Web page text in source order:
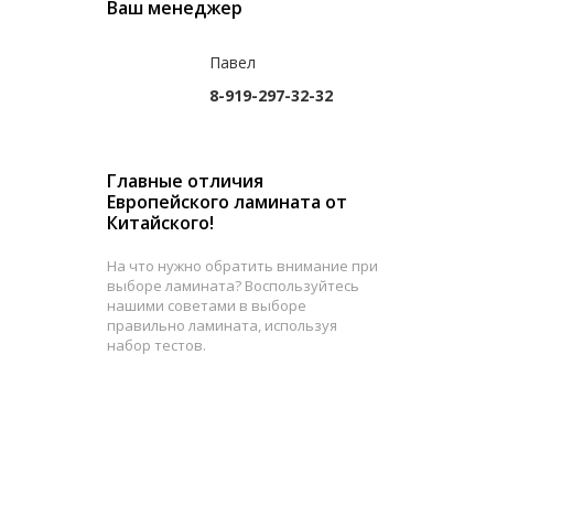
Ваш менеджер
Павел
8-919-297-32-32
Главные отличия
Европейского ламината от
Китайского!
На что нужно обратить внимание при
выборе ламината? Воспользуйтесь
нашими советами в выборе
правильно ламината, используя
набор тестов.